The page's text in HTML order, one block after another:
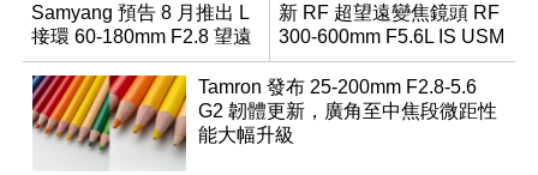
Samyang 預告 8 月推出 L
接環 60-180mm F2.8 望遠
變焦鏡
新 RF 超望遠變焦鏡頭 RF
300-600mm F5.6L IS USM
Tamron 發布 25-200mm F2.8-5.6
G2 韌體更新，廣角至中焦段微距性
能大幅升級